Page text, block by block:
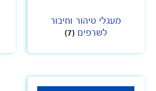
מעגלי טיהור וחיבור
לשרפים(7)